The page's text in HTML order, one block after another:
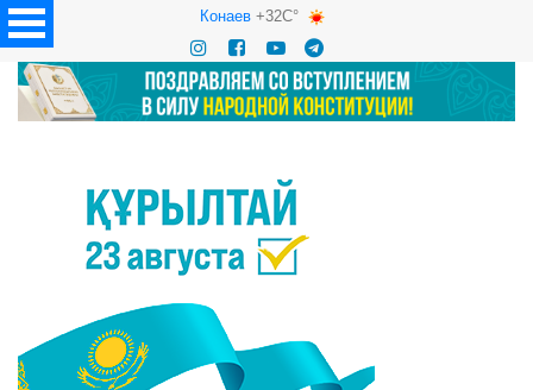
Конаев+32C°